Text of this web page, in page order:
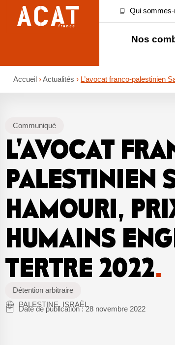
Qui sommes-
Nos
Accueil ›Actualités › L’avocat franco-palestinien
Communiqué
L’AVOCAT
PALESTINIEN
HAMOURI,
HUMAINS
TERTRE 2022.
Détention arbitraire
PALESTINE, ISRAËL
Date de publication :28 novembre 2022